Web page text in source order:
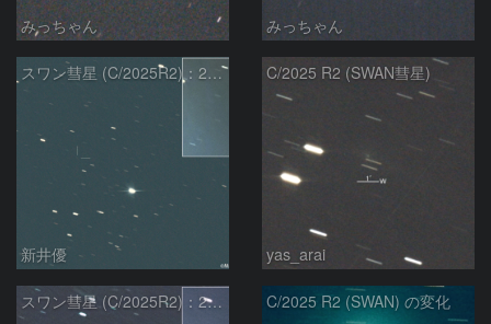
みっちゃん みっちゃん
スワン彗星 (C/2025R2)：2026/01/27
新井優
C/2025 R2 (SWAN彗星)
yas_arai
スワン彗星 (C/2025R2)：2026/01/20 C/2025 R2 (SWAN) の変化